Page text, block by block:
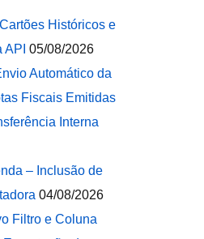
Históricos e
05/08/2026
Automático da
Fiscais Emitidas
Interna
– Inclusão de
04/08/2026
Filtro e Coluna